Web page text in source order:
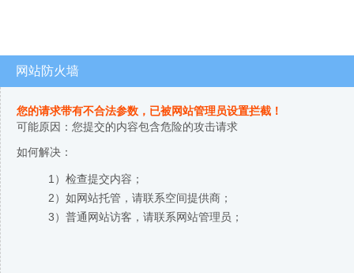
网站防火墙
您的请求带有不合法参数，已被网站管理员设置拦截！
可能原因：您提交的内容包含危险的攻击请求
如何解决：
1）检查提交内容；
2）如网站托管，请联系空间提供商；
3）普通网站访客，请联系网站管理员；